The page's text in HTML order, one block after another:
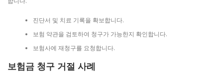
진단서 및 치료 기록을 확보합니다.
보험 약관을 검토하여 청구가 가능한지 확인합니다.
보험사에 재청구를 요청합니다.
보험금 청구 거절 사례